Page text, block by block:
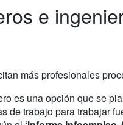
e
más profesionales
es una opción que se
de trabajo para trabajar